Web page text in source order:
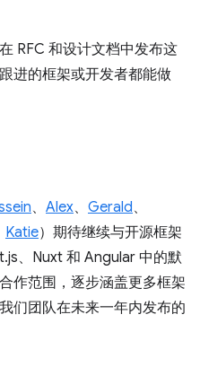
RFC 和设计文档中发布这
进的框架或开发者都能做
、 Alex、 Gerald、
Katie）期待继续与开源框架
、Nuxt 和 Angular 中的默
作范围，逐步涵盖更多框架
们团队在未来一年内发布的